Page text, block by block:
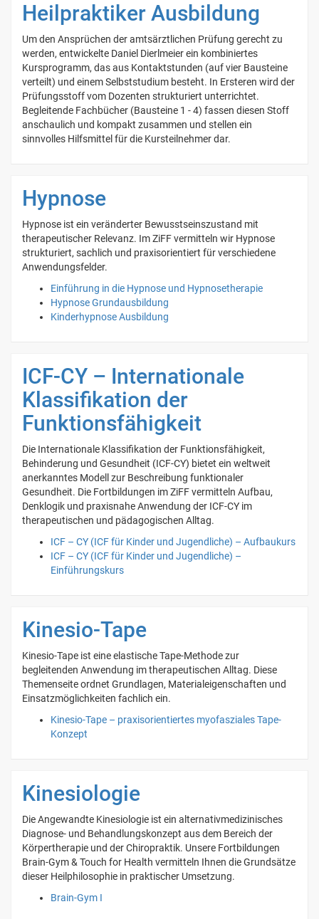
Heilpraktiker Ausbildung
Um den Ansprüchen der amtsärztlichen Prüfung gerecht zu
werden, entwickelte Daniel Dierlmeier ein kombiniertes
Kursprogramm, das aus Kontaktstunden (auf vier Bausteine
verteilt) und einem Selbststudium besteht. In Ersteren wird der
Prüfungsstoff vom Dozenten strukturiert unterrichtet.
Begleitende Fachbücher (Bausteine 1 - 4) fassen diesen Stoff
anschaulich und kompakt zusammen und stellen ein
sinnvolles Hilfsmittel für die Kursteilnehmer dar.
Hypnose
Hypnose ist ein veränderter Bewusstseinszustand mit
therapeutischer Relevanz. Im ZiFF vermitteln wir Hypnose
strukturiert, sachlich und praxisorientiert für verschiedene
Anwendungsfelder.
Einführung in die Hypnose und Hypnosetherapie
Hypnose Grundausbildung
Kinderhypnose Ausbildung
ICF-CY – Internationale
Klassifikation der
Funktionsfähigkeit
Die Internationale Klassifikation der Funktionsfähigkeit,
Behinderung und Gesundheit (ICF-CY) bietet ein weltweit
anerkanntes Modell zur Beschreibung funktionaler
Gesundheit. Die Fortbildungen im ZiFF vermitteln Aufbau,
Denklogik und praxisnahe Anwendung der ICF-CY im
therapeutischen und pädagogischen Alltag.
ICF – CY (ICF für Kinder und Jugendliche) – Aufbaukurs
ICF – CY (ICF für Kinder und Jugendliche) –
Einführungskurs
Kinesio-Tape
Kinesio-Tape ist eine elastische Tape-Methode zur
begleitenden Anwendung im therapeutischen Alltag. Diese
Themenseite ordnet Grundlagen, Materialeigenschaften und
Einsatzmöglichkeiten fachlich ein.
Kinesio-Tape – praxisorientiertes myofasziales Tape-
Konzept
Kinesiologie
Die Angewandte Kinesiologie ist ein alternativmedizinisches
Diagnose- und Behandlungskonzept aus dem Bereich der
Körpertherapie und der Chiropraktik. Unsere Fortbildungen
Brain-Gym & Touch for Health vermitteln Ihnen die Grundsätze
dieser Heilphilosophie in praktischer Umsetzung.
Brain-Gym I